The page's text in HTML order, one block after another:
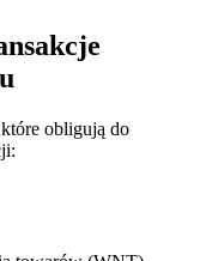
obligują do